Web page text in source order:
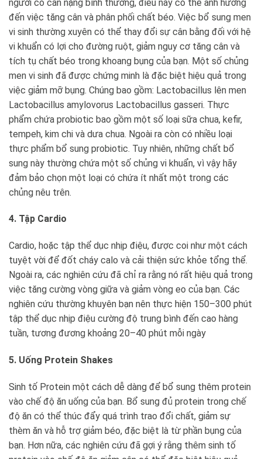
người có cân nặng bình thường, điều này có thể ảnh hưởng
đến việc tăng cân và phân phối chất béo. Việc bổ sung men
vi sinh thường xuyên có thể thay đổi sự cân bằng đối với hệ
vi khuẩn có lợi cho đường ruột, giảm nguy cơ tăng cân và
tích tụ chất béo trong khoang bụng của bạn. Một số chủng
men vi sinh đã được chứng minh là đặc biệt hiệu quả trong
việc giảm mỡ bụng. Chúng bao gồm: Lactobacillus lên men
Lactobacillus amylovorus Lactobacillus gasseri. Thực
phẩm chứa probiotic bao gồm một số loại sữa chua, kefir,
tempeh, kim chi và dưa chua. Ngoài ra còn có nhiều loại
thực phẩm bổ sung probiotic. Tuy nhiên, những chất bổ
sung này thường chứa một số chủng vi khuẩn, vì vậy hãy
đảm bảo chọn một loại có chứa ít nhất một trong các
chủng nêu trên.
4. Tập Cardio
Cardio, hoặc tập thể dục nhịp điệu, được coi như một cách
tuyệt vời để đốt cháy calo và cải thiện sức khỏe tổng thể.
Ngoài ra, các nghiên cứu đã chỉ ra rằng nó rất hiệu quả trong
việc tăng cường vòng giữa và giảm vòng eo của bạn. Các
nghiên cứu thường khuyên bạn nên thực hiện 150–300 phút
tập thể dục nhịp điệu cường độ trung bình đến cao hàng
tuần, tương đương khoảng 20–40 phút mỗi ngày
5. Uống Protein Shakes
Sinh tố Protein một cách dễ dàng để bổ sung thêm protein
vào chế độ ăn uống của bạn. Bổ sung đủ protein trong chế
độ ăn có thể thúc đẩy quá trình trao đổi chất, giảm sự
thèm ăn và hỗ trợ giảm béo, đặc biệt là từ phần bụng của
bạn. Hơn nữa, các nghiên cứu đã gợi ý rằng thêm sinh tố